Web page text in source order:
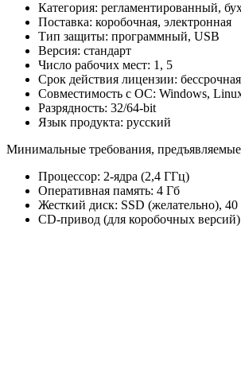
Категория: регламентированный,
Поставка: коробочная, электронная
Тип защиты: программный, USB
Версия: стандарт
Число рабочих мест: 1, 5
Срок действия лицензии: бессрочная
Совместимость с ОС: Windows,
Разрядность: 32/64-bit
Язык продукта: русский
Минимальные требования,
Процессор: 2-ядра (2,4 ГГц)
Оперативная память: 4 Гб
Жесткий диск: SSD (желательно), 40
CD-привод (для коробочных версий)